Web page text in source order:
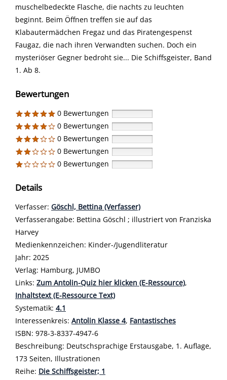
muschelbedeckte Flasche, die nachts zu leuchten
beginnt. Beim Öffnen treffen sie auf das
Klabautermädchen Fregaz und das Piratengespenst
Faugaz, die nach ihren Verwandten suchen. Doch ein
mysteriöser Gegner bedroht sie... Die Schiffsgeister, Band
1. Ab 8.
Bewertungen
0 Bewertungen
0 Bewertungen
0 Bewertungen
0 Bewertungen
0 Bewertungen
Details
Verfasser: Suche nach diesem Verfasser
Göschl, Bettina (Verfasser)
Verfasserangabe: Bettina Göschl ; illustriert von Franziska
Harvey
Medienkennzeichen: Kinder-/Jugendliteratur
Jahr: 2025
Verlag: Hamburg, JUMBO
opens in new tab
Links: Diesen Link in neuem Tab öffnen
Zum Antolin-Quiz hier klicken (E-Ressource),
Inhaltstext (E-Ressource Text)
Systematik: Suche nach dieser Systematik
4.1
Interessenkreis: Suche nach diesem Interessenskreis
Antolin Klasse 4, Fantastisches
ISBN: 978-3-8337-4947-6
Beschreibung: Deutschsprachige Erstausgabe, 1. Auflage,
173 Seiten, Illustrationen
Reihe: Die Schiffsgeister; 1